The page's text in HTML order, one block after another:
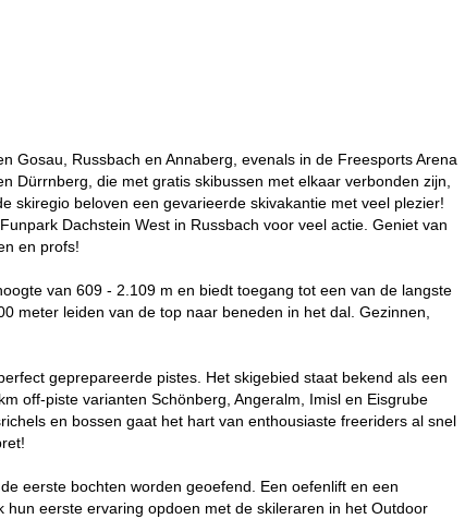
Gosau, Russbach en Annaberg, evenals in de Freesports Arena
Dürrnberg, die met gratis skibussen met elkaar verbonden zijn,
skiregio beloven een gevarieerde skivakantie met veel plezier!
Dachstein West in Russbach voor veel actie. Geniet van
en profs!
van 609 - 2.109 m en biedt toegang tot een van de langste
meter leiden van de top naar beneden in het dal. Gezinnen,
geprepareerde pistes. Het skigebied staat bekend als een
off-piste varianten Schönberg, Angeralm, Imisl en Eisgrube
en bossen gaat het hart van enthousiaste freeriders al snel
eerste bochten worden geoefend. Een oefenlift en een
eerste ervaring opdoen met de skileraren in het Outdoor